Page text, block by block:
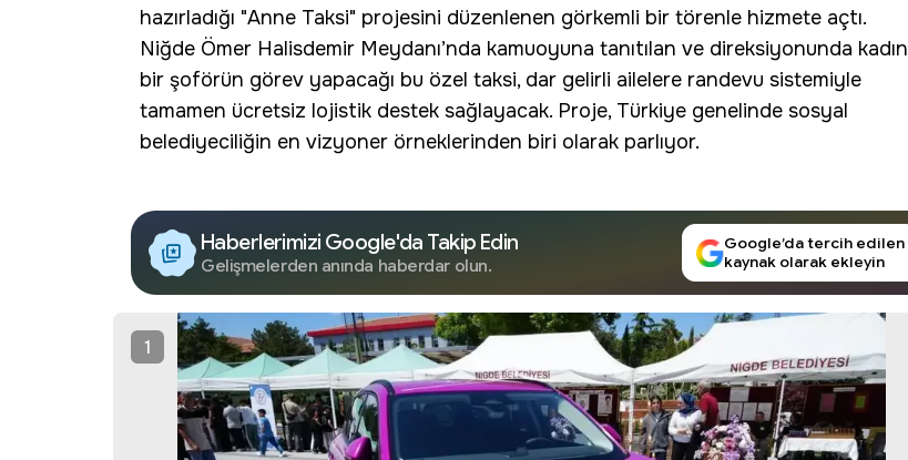
hazırladığı "Anne Taksi" projesini düzenlenen görkemli bir törenle hizmete açtı.
Niğde Ömer Halisdemir Meydanı’nda kamuoyuna tanıtılan ve direksiyonunda kadın
bir şoförün görev yapacağı bu özel taksi, dar gelirli ailelere randevu sistemiyle
tamamen ücretsiz lojistik destek sağlayacak. Proje, Türkiye genelinde sosyal
belediyeciliğin en vizyoner örneklerinden biri olarak parlıyor.
Haberlerimizi Google'da Takip Edin
Gelişmelerden anında haberdar olun.
Google’da tercih edilen
kaynak olarak ekleyin
1